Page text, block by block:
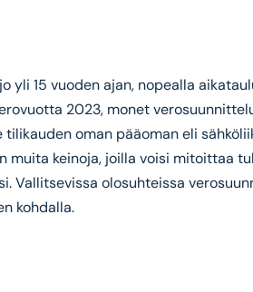
yli 15 vuoden ajan, nopealla
2023, monet
oman pääoman eli
keinoja, joilla voisi mitoittaa
Vallitsevissa olosuhteissa
kohdalla.